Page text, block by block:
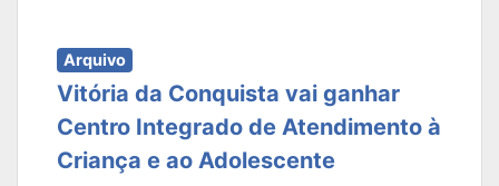
Arquivo
Vitória da Conquista vai ganhar
Centro Integrado de Atendimento à
Criança e ao Adolescente